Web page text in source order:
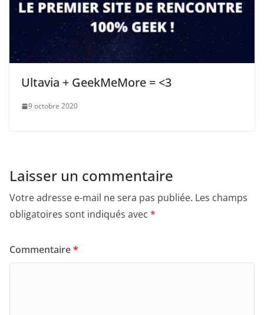
Ultavia + GeekMeMore = <3
9 octobre 2020
Laisser un commentaire
Votre adresse e-mail ne sera pas publiée. Les champs
obligatoires sont indiqués avec *
Commentaire*